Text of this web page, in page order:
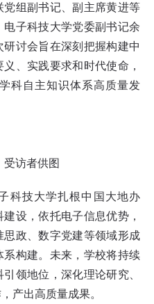
组副书记、副主席黄进等
子科技大学党委副书记余
讨会旨在深刻把握构建中
、实践要求和时代使命，
科自主知识体系高质量发
受访者供图
科技大学扎根中国大地办
设，依托电子信息优势，
政、数字党建等领域形成
构建。未来，学校将持续
领地位，深化理论研究、
产出高质量成果。